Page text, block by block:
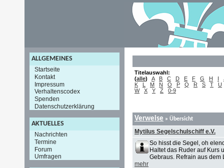
ALLGEMEINES
Startseite
Kontakt
Impressum
Verhaltenscodex
Spenden
Datenschutzerklärung
AKTUELLES
Nachrichten
Termine
Forum
Umfragen
Titelauswahl:
(alle) A B C D E F G H I
K
L M N O P Q R S T
U
W
X Y Z 0-9
Verweise » Übersicht
Mytilus Segelschulschiff e.V.
So hisst die Segel, oh
Haltet das Ruder auf Kurs
Gebraus. Refrain aus dem
mehr